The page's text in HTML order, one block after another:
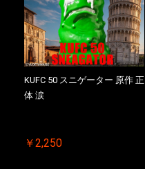
お買い物を続ける
KUFC 50 スニゲーター 原作 正
体 涙
￥2,250